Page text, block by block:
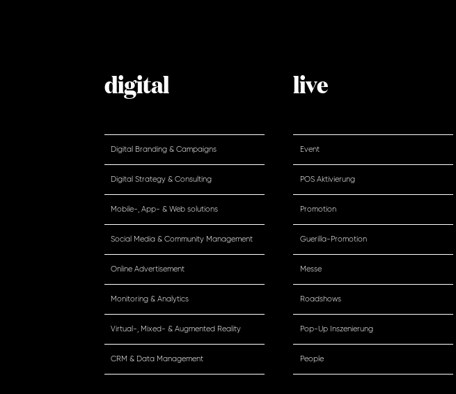
digital
Digital Branding & Campaigns
Digital Strategy & Consulting
Mobile-, App- & Web solutions
Social Media & Community Management
Online Advertisement
Monitoring & Analytics
Virtual-, Mixed- & Augmented Reality
CRM & Data Management
live
Event
POS Aktivierung
Promotion
Guerilla-Promotion
Messe
Roadshows
Pop-Up Inszenierung
People